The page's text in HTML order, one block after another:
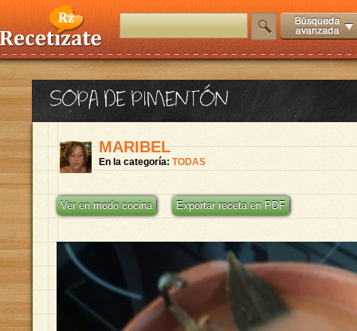
SOPA DE PIMENTÓN
MARIBEL
En la categoría: TODAS
Ver en modo cocina Exportar receta en PDF